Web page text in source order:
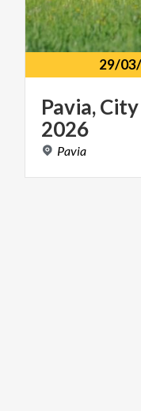
29/
Pavia,City
2026
Pavia